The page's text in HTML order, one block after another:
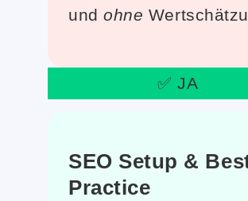
undohne
✅ JA
SEO Setup &
Practice